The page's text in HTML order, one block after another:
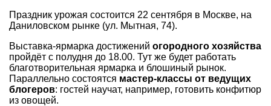
Праздник урожая состоится 22 сентября в Москве, на
Даниловском рынке (ул. Мытная, 74).
Выставка-ярмарка достижений огородного хозяйства
пройдёт с полудня до 18.00. Тут же будет работать
благотворительная ярмарка и блошиный рынок.
Параллельно состоятся мастер-классы от ведущих
блогеров: гостей научат, например, готовить конфитюр
из овощей.